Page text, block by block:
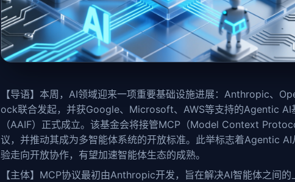
【导语】本周，AI领域迎来一项重要基础设施进展：Anthropic、
ock联合发起，并获Google、Microsoft、AWS等支持的Agentic AI
（AAIF）正式成立。该基金会将接管MCP（Model Context
议，并推动其成为多智能体系统的开放标准。此举标志着Agentic AI
验走向开放协作，有望加速智能体生态的成熟。
【主体】MCP协议最初由Anthropic开发，旨在解决AI智能体之间的